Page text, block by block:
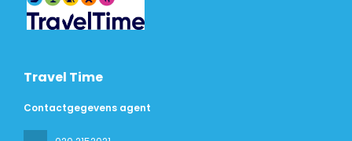
Travel Time
Contactgegevens agent